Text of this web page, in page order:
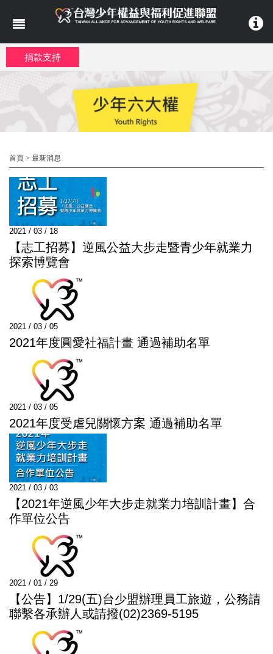
捐款支持
首頁 > 最新消息
2021 / 03 / 18
【志工招募】逆風公益大步走暨青少年就業力
探索博覽會
2021 / 03 / 05
2021年度圓愛社福計畫 通過補助名單
2021 / 03 / 05
2021年度受虐兒關懷方案 通過補助名單
2021 / 03 / 03
【2021年逆風少年大步走就業力培訓計畫】合
作單位公告
2021 / 01 / 29
【公告】1/29(五)台少盟辦理員工旅遊，公務請
聯繫各承辦人或請撥(02)2369-5195